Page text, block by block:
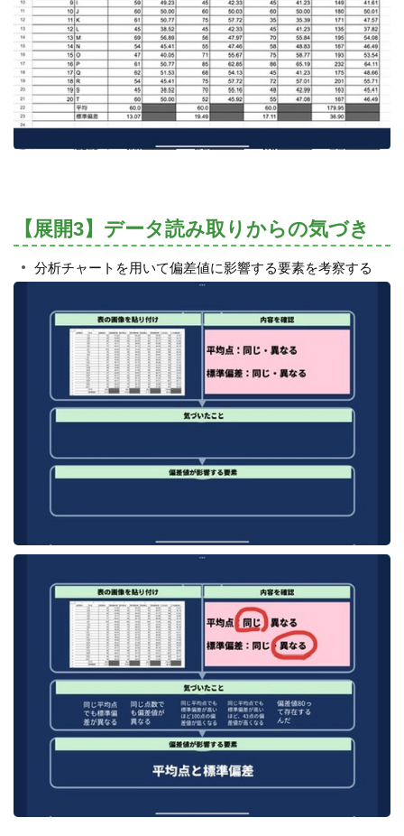
【展開3】データ読み取りからの気づき
分析チャートを用いて偏差値に影響する要素を考察する